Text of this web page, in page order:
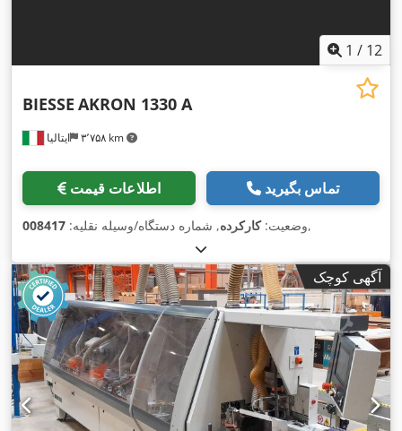
1 / 12
ایتالیا ۳٬۷۵۸ km
BIESSE AKRON 1330 A
اطلاعات قیمت تماس بگیرید
وضعیت:کارکرده, شماره دستگاه/وسیله نقلیه: 008417 ,
آگهی کوچک